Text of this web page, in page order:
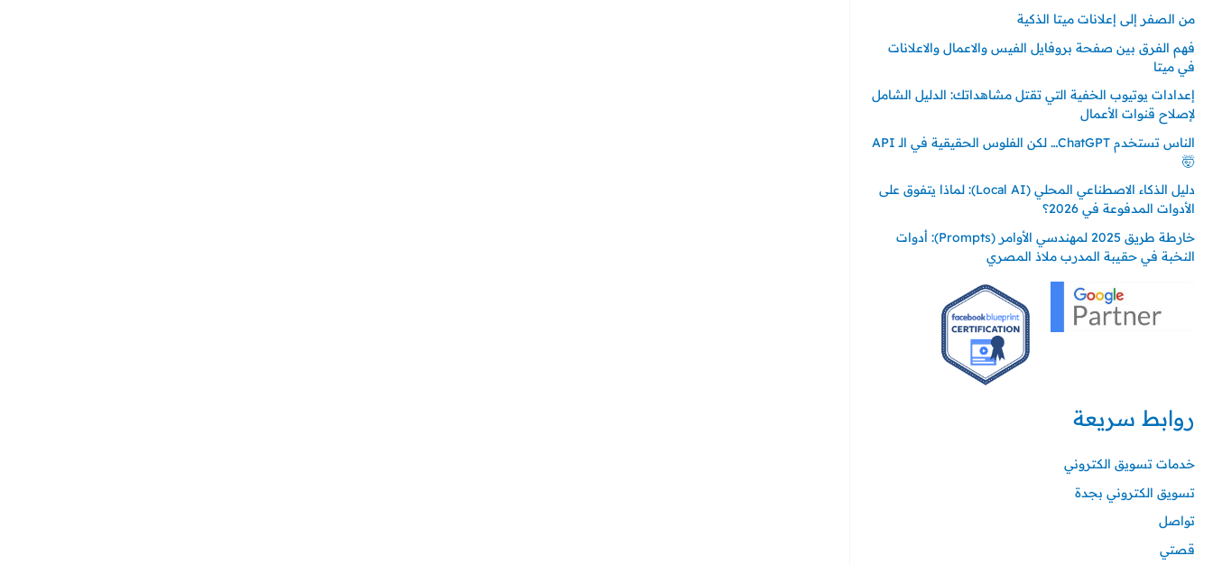
من الصفر إلى إعلانات ميتا الذكية
فهم الفرق بين صفحة بروفايل الفيس والاعمال والاعلانات
في ميتا
إعدادات يوتيوب الخفية التي تقتل مشاهداتك: الدليل الشامل
لإصلاح قنوات الأعمال
الناس تستخدم ChatGPT… لكن الفلوس الحقيقية في الـ API
🤯
دليل الذكاء الاصطناعي المحلي (Local AI): لماذا يتفوق على
الأدوات المدفوعة في 2026؟
خارطة طريق 2025 لمهندسي الأوامر (Prompts): أدوات
النخبة في حقيبة المدرب ملاذ المصري
روابط سريعة
خدمات تسويق الكتروني
تسويق الكتروني بجدة
تواصل
قصتي